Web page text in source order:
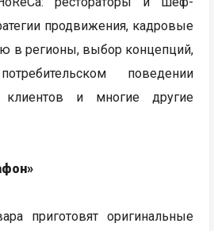
продвижения, кадровые
в регионы, выбор концепций,
поведении
клиентов и многие другие
приготовят оригинальные